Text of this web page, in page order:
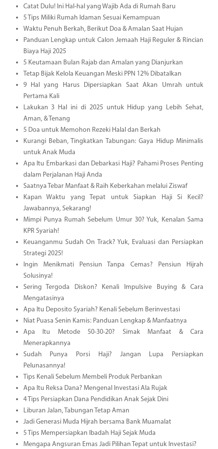
Catat Dulu! Ini Hal-hal yang Wajib Ada di Rumah Baru
5 Tips Miliki Rumah Idaman Sesuai Kemampuan
Waktu Penuh Berkah, Berikut Doa & Amalan Saat Hujan
Panduan Lengkap untuk Calon Jemaah Haji Reguler & Rincian
Biaya Haji 2025
5 Keutamaan Bulan Rajab dan Amalan yang Dianjurkan
Tetap Bijak Kelola Keuangan Meski PPN 12% Dibatalkan
9 Hal yang Harus Dipersiapkan Saat Akan Umrah untuk
Pertama Kali
Lakukan 3 Hal ini di 2025 untuk Hidup yang Lebih Sehat,
Aman, & Tenang
5 Doa untuk Memohon Rezeki Halal dan Berkah
Kurangi Beban, Tingkatkan Tabungan: Gaya Hidup Minimalis
untuk Anak Muda
Apa Itu Embarkasi dan Debarkasi Haji? Pahami Proses Penting
dalam Perjalanan Haji Anda
Saatnya Tebar Manfaat & Raih Keberkahan melalui Ziswaf
Kapan Waktu yang Tepat untuk Siapkan Haji Si Kecil?
Jawabannya, Sekarang!
Mimpi Punya Rumah Sebelum Umur 30? Yuk, Kenalan Sama
KPR Syariah!
Keuanganmu Sudah On Track? Yuk, Evaluasi dan Persiapkan
Strategi 2025!
Ingin Menikmati Pensiun Tanpa Cemas? Pensiun Hijrah
Solusinya!
Sering Tergoda Diskon? Kenali Impulsive Buying & Cara
Mengatasinya
Apa Itu Deposito Syariah? Kenali Sebelum Berinvestasi
Niat Puasa Senin Kamis: Panduan Lengkap & Manfaatnya
Apa Itu Metode 50-30-20? Simak Manfaat & Cara
Menerapkannya
Sudah Punya Porsi Haji? Jangan Lupa Persiapkan
Pelunasannya!
Tips Kenali Sebelum Membeli Produk Perbankan
Apa Itu Reksa Dana? Mengenal Investasi Ala Rujak
4 Tips Persiapkan Dana Pendidikan Anak Sejak Dini
Liburan Jalan, Tabungan Tetap Aman
Jadi Generasi Muda Hijrah bersama Bank Muamalat
5 Tips Mempersiapkan Ibadah Haji Sejak Muda
Mengapa Angsuran Emas Jadi Pilihan Tepat untuk Investasi?